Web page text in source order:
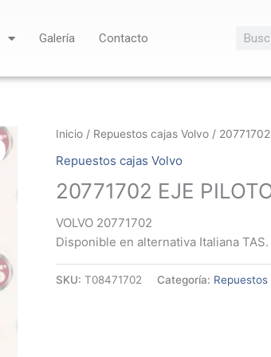
Galería Contacto
Inicio / Repuestos cajas Volvo /
Repuestos cajas Volvo
20771702 EJE
VOLVO 20771702
Disponible en alternativa Italiana TAS.
SKU: T08471702 Categoría: